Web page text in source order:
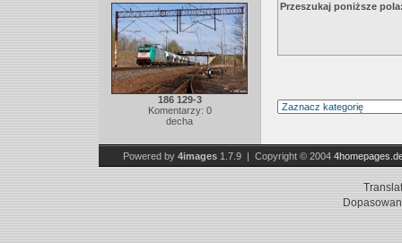
186 129-3
Komentarzy: 0
decha
Przeszukaj poniższe
Powered by 4images 1.7.9 | Copyright © 2004